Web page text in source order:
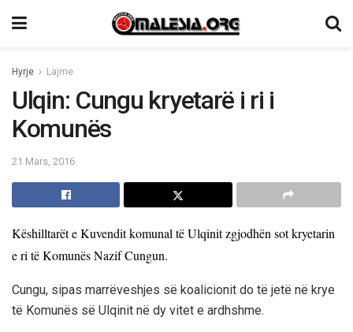
Hyrje Lajme
Ulqin: Cungu kryetarë i ri i
Komunës
21 Mars, 2016
Këshilltarët e Kuvendit komunal të Ulqinit zgjodhën sot kryetarin
e ri të Komunës Nazif Cungun.
Cungu, sipas marrëveshjes së koalicionit do të jetë në krye
të Komunës së Ulqinit në dy vitet e ardhshme.